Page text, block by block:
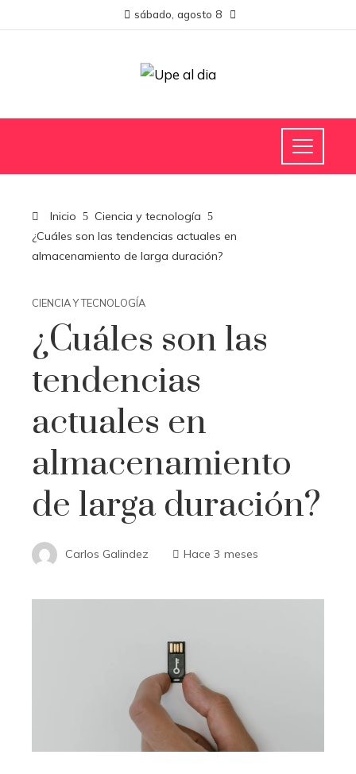
sábado, agosto 8
Inicio
Ciencia y tecnología
¿Cuáles son las tendencias actuales en
almacenamiento de larga duración?
CIENCIA Y TECNOLOGÍA
¿Cuáles son las
tendencias
actuales en
almacenamiento
de larga duración?
Carlos Galindez Hace 3 meses